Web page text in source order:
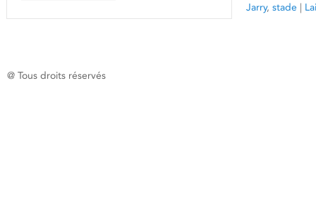
Jarry, stade |
@ Tous droits réservés